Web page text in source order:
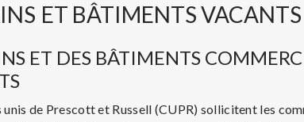
ET BÂTIMENTS VACANTS
ET DES BÂTIMENTS
unis de Prescott et Russell (CUPR) sollicitent les